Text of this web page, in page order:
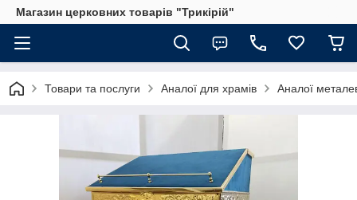
Магазин церковних товарів "Трикірій"
Товари та послуги Аналої для храмів Аналої